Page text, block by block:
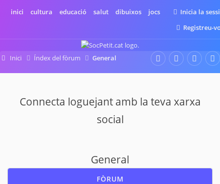
inici cultura educació salut dibuixos jocs
Inicia la
Registreu-
Inici Índex del fòrum General
Connecta loguejant amb la teva xarxa
social
General
FÒRUM